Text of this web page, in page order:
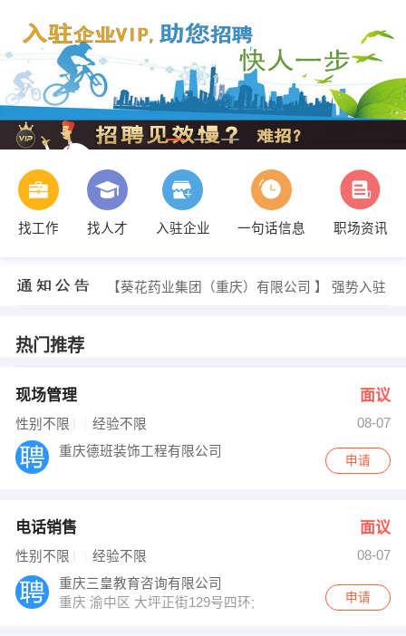
找工作 找人才 入驻企业 一句话信息
职场资讯
【葵花药业集团（重庆）有限公司 】 强势入驻
李洁 发布 [报关员 ] 招聘信息
【荣昌区富源百货】 强势入驻
热门推荐
现场管理 面议
性别不限 经验不限
08-07
重庆德班装饰工程有限公司
申请
电话销售 面议
性别不限 经验不限
08-07
重庆三皇教育咨询有限公司
重庆 渝中区 大坪正街129号四环大厦18
申请